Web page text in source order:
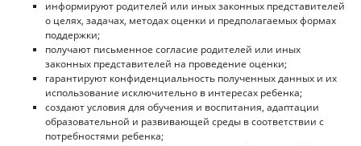
информируют родителей или иных законных представителей
о целях, задачах, методах оценки и предполагаемых формах
поддержки;
получают письменное согласие родителей или иных
законных представителей на проведение оценки;
гарантируют конфиденциальность полученных данных и их
использование исключительно в интересах ребенка;
создают условия для обучения и воспитания, адаптации
образовательной и развивающей среды в соответствии с
потребностями ребенка;